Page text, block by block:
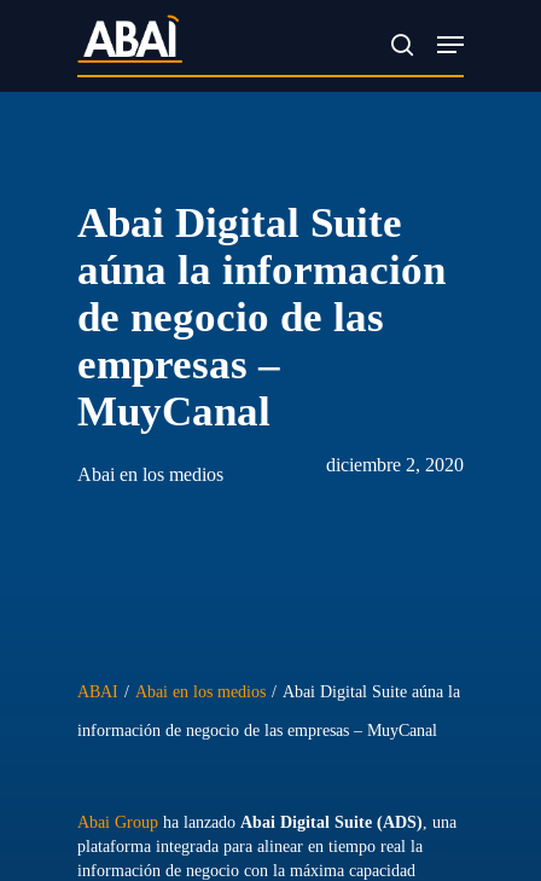
main
search
Menu
Abai Digital Suite
aúna la información
de negocio de las
empresas –
MuyCanal
diciembre 2, 2020
Abai en los medios
ABAI / Abai en los medios / Abai Digital Suite aúna la
información de negocio de las empresas – MuyCanal
Abai Group ha lanzado Abai Digital Suite (ADS), una
plataforma integrada para alinear en tiempo real la
información de negocio con la máxima capacidad